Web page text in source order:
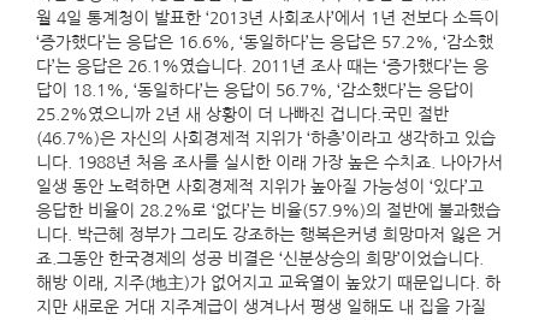
월 4일 통계청이 발표한 ‘2013년 사회조사’에서 1년 전보다 소득이
‘증가했다’는 응답은 16.6%, ‘동일하다’는 응답은 57.2%, ‘감소했
다’는 응답은 26.1%였습니다. 2011년 조사 때는 ‘증가했다’는 응
답이 18.1%, ‘동일하다’는 응답이 56.7%, ‘감소했다’는 응답이
25.2%였으니까 2년 새 상황이 더 나빠진 겁니다.국민 절반
(46.7%)은 자신의 사회경제적 지위가 ‘하층’이라고 생각하고 있습
니다. 1988년 처음 조사를 실시한 이래 가장 높은 수치죠. 나아가서
일생 동안 노력하면 사회경제적 지위가 높아질 가능성이 ‘있다’고
응답한 비율이 28.2%로 ‘없다’는 비율(57.9%)의 절반에 불과했습
니다. 박근혜 정부가 그리도 강조하는 행복은커녕 희망마저 잃은 거
죠.그동안 한국경제의 성공 비결은 ‘신분상승의 희망’이었습니다.
해방 이래, 지주(地主)가 없어지고 교육열이 높았기 때문입니다. 하
지만 새로운 거대 지주계급이 생겨나서 평생 일해도 내 집을 가질